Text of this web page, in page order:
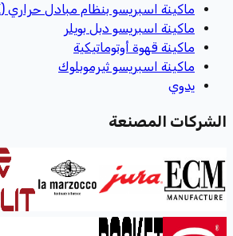
ماكينة اسبريسو بنظام مبادل حراري (HX)
ماكينة اسبريسو دبل بويلر
ماكينة قهوة أوتوماتيكية
ماكينة اسبريسو ثيرموبلوك
يدوي
الشركات المصنعة